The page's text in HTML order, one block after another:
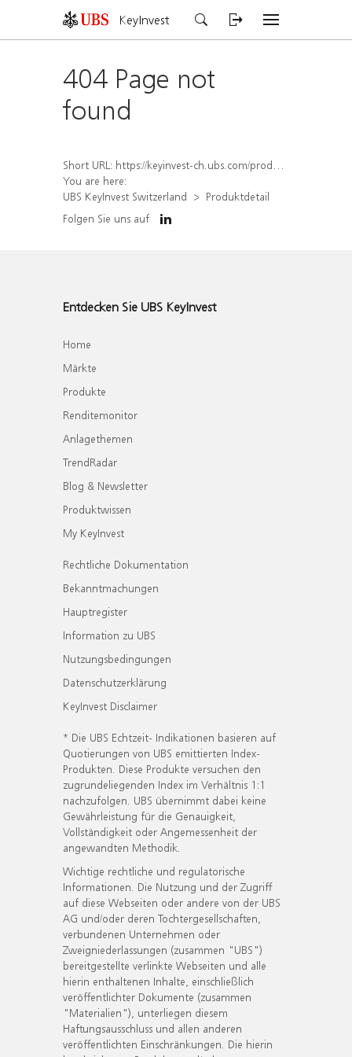
KeyInvest
404 Page not
found
Short URL: https://keyinvest-ch.ubs.com/produkt/detail/index/isin/CH1578823960
You are here:
UBS KeyInvest Switzerland
Produktdetail
Folgen Sie uns auf
Entdecken Sie UBS KeyInvest
Home
Märkte
Produkte
Renditemonitor
Anlagethemen
TrendRadar
Blog & Newsletter
Produktwissen
My KeyInvest
Rechtliche Dokumentation
Bekanntmachungen
Hauptregister
Information zu UBS
Nutzungsbedingungen
Datenschutzerklärung
KeyInvest Disclaimer
* Die UBS Echtzeit- Indikationen basieren auf
Quotierungen von UBS emittierten Index-
Produkten. Diese Produkte versuchen den
zugrundeliegenden Index im Verhältnis 1:1
nachzufolgen. UBS übernimmt dabei keine
Gewährleistung für die Genauigkeit,
Vollständigkeit oder Angemessenheit der
angewandten Methodik.
Wichtige rechtliche und regulatorische
Informationen. Die Nutzung und der Zugriff
auf diese Webseiten oder andere von der UBS
AG und/oder deren Tochtergesellschaften,
verbundenen Unternehmen oder
Zweigniederlassungen (zusammen "UBS")
bereitgestellte verlinkte Webseiten und alle
hierin enthaltenen Inhalte, einschließlich
veröffentlichter Dokumente (zusammen
"Materialien"), unterliegen diesem
Haftungsausschluss und allen anderen
veröffentlichten Einschränkungen. Die hierin